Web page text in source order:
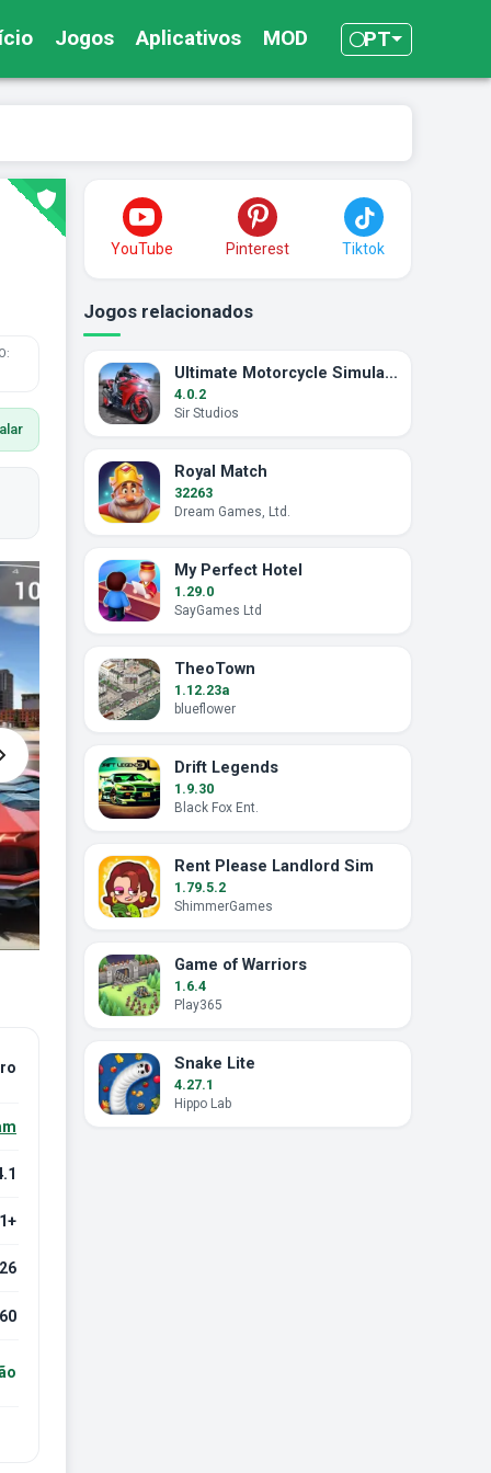
Jogos Aplicativos MOD PT
YouTube Pinterest Tiktok
Jogos relacionados
Ultimate Motorcycle Simulator
4.0.2
Sir Studios
Royal Match
32263
Dream Games, Ltd.
My Perfect Hotel
1.29.0
SayGames Ltd
TheoTown
1.12.23a
blueflower
Drift Legends
1.9.30
Black Fox Ent.
Rent Please Landlord Sim
1.79.5.2
ShimmerGames
Game of Warriors
1.6.4
Play365
Snake Lite
4.27.1
Hippo Lab